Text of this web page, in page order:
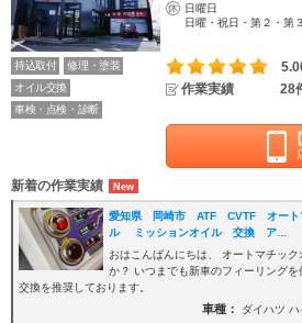
日曜日
日曜・祝日・第２・第
持込取付
修理・塗装
オイル交換
車検・点検・診断
作業実績
28
新着の作業実績
愛知県 岡崎市 ATF CVTF オート
ル ミッションオイル 交換 ア…
おはこんばんにちは、 オートマチッ
か？ いつまでも新車のフィーリング
交換を推奨しております。
車種： ダイハツ